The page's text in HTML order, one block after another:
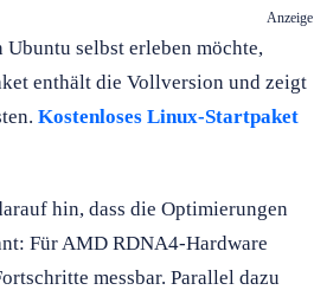
Anzeige
selbst erleben möchte,
enthält die Vollversion und zeigt
Kostenloses Linux-Startpaket
hin, dass die Optimierungen
Für AMD RDNA4-Hardware
messbar. Parallel dazu